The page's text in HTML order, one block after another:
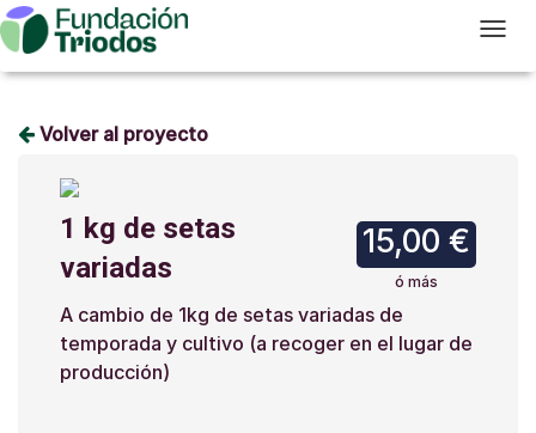
T
Volver al proyecto
15,00 €
ó más
1 kg de setas
variadas
A cambio de 1kg de setas variadas de
temporada y cultivo (a recoger en el lugar de
producción)